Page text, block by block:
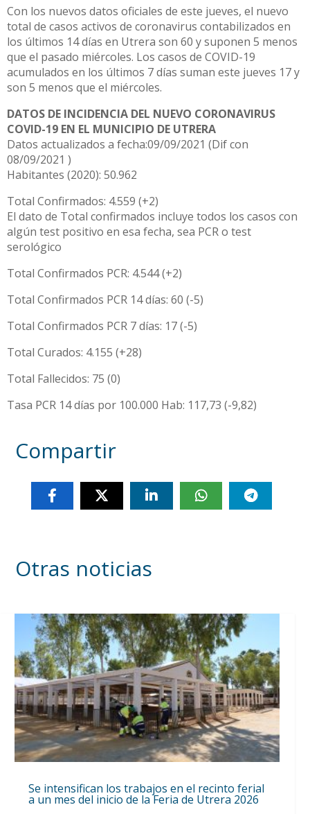
Con los nuevos datos oficiales de este jueves, el nuevo
total de casos activos de coronavirus contabilizados en
los últimos 14 días en Utrera son 60 y suponen 5 menos
que el pasado miércoles. Los casos de COVID-19
acumulados en los últimos 7 días suman este jueves 17 y
son 5 menos que el miércoles.
DATOS DE INCIDENCIA DEL NUEVO CORONAVIRUS
COVID-19 EN EL MUNICIPIO DE UTRERA
Datos actualizados a fecha:09/09/2021 (Dif con
08/09/2021 )
Habitantes (2020): 50.962
Total Confirmados: 4.559 (+2)
El dato de Total confirmados incluye todos los casos con
algún test positivo en esa fecha, sea PCR o test
serológico
Total Confirmados PCR: 4.544 (+2)
Total Confirmados PCR 14 días: 60 (-5)
Total Confirmados PCR 7 días: 17 (-5)
Total Curados: 4.155 (+28)
Total Fallecidos: 75 (0)
Tasa PCR 14 días por 100.000 Hab: 117,73 (-9,82)
Compartir
Otras noticias
Se intensifican los trabajos en el recinto ferial
a un mes del inicio de la Feria de Utrera 2026